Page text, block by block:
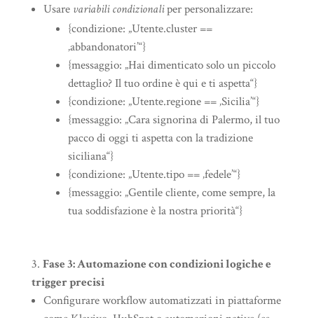
Usare variabili condizionaliper personalizzare:
{condizione: „Utente.cluster ==
‚abbandonatori’“}
{messaggio: „Hai dimenticato solo un piccolo
dettaglio? Il tuo ordine è qui e ti aspetta“}
{condizione: „Utente.regione == ‚Sicilia’“}
{messaggio: „Cara signorina di Palermo, il tuo
pacco di oggi ti aspetta con la tradizione
siciliana“}
{condizione: „Utente.tipo == ‚fedele’“}
{messaggio: „Gentile cliente, come sempre, la
tua soddisfazione è la nostra priorità“}
Fase 3: Automazione con condizioni logiche e
trigger precisi
Configurare workflow automatizzati in piattaforme